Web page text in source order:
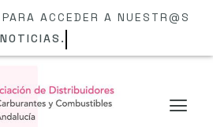
ACCEDER A NUESTR@S
NOTICIAS.